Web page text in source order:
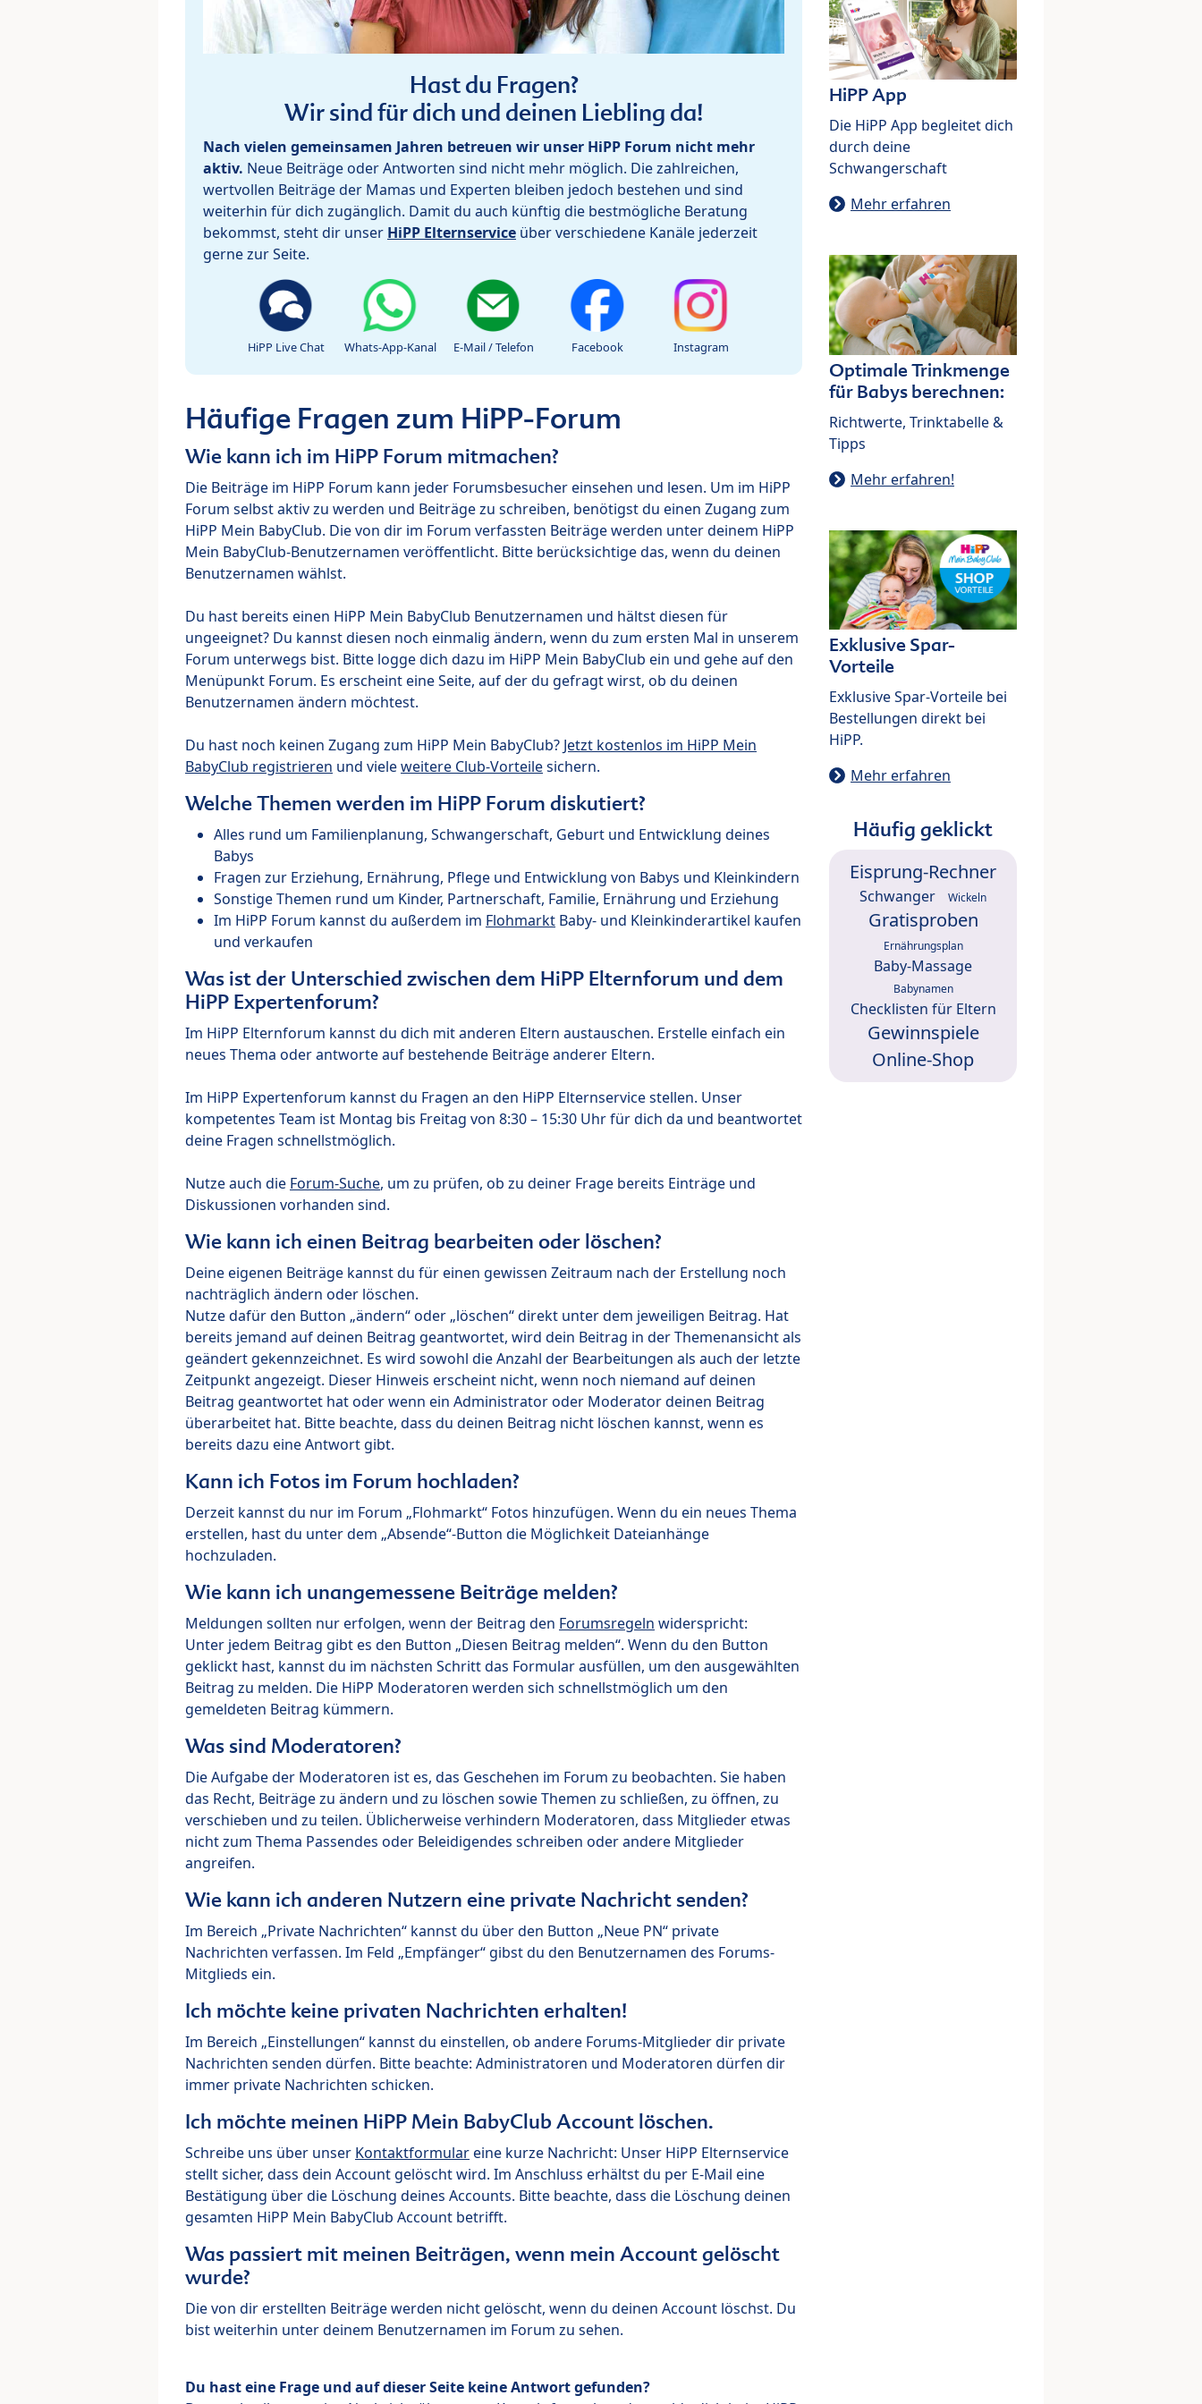
Hast du Fragen?
Wir sind für dich und deinen Liebling da!
Nach vielen gemeinsamen Jahren betreuen wir unser HiPP Forum nicht mehr
aktiv. Neue Beiträge oder Antworten sind nicht mehr möglich. Die zahlreichen,
wertvollen Beiträge der Mamas und Experten bleiben jedoch bestehen und sind
weiterhin für dich zugänglich. Damit du auch künftig die bestmögliche Beratung
bekommst, steht dir unser HiPP Elternservice über verschiedene Kanäle jederzeit
gerne zur Seite.
HiPP Live Chat Whats-App-Kanal E-Mail / Telefon Facebook Instagram
Häufige Fragen zum HiPP-Forum
Wie kann ich im HiPP Forum mitmachen?
Die Beiträge im HiPP Forum kann jeder Forumsbesucher einsehen und lesen. Um im HiPP
Forum selbst aktiv zu werden und Beiträge zu schreiben, benötigst du einen Zugang zum
HiPP Mein BabyClub. Die von dir im Forum verfassten Beiträge werden unter deinem HiPP
Mein BabyClub-Benutzernamen veröffentlicht. Bitte berücksichtige das, wenn du deinen
Benutzernamen wählst.
Du hast bereits einen HiPP Mein BabyClub Benutzernamen und hältst diesen für
ungeeignet? Du kannst diesen noch einmalig ändern, wenn du zum ersten Mal in unserem
Forum unterwegs bist. Bitte logge dich dazu im HiPP Mein BabyClub ein und gehe auf den
Menüpunkt Forum. Es erscheint eine Seite, auf der du gefragt wirst, ob du deinen
Benutzernamen ändern möchtest.
Du hast noch keinen Zugang zum HiPP Mein BabyClub? Jetzt kostenlos im HiPP Mein
BabyClub registrieren und vieleweitere Club-Vorteilesichern.
Welche Themen werden im HiPP Forum diskutiert?
Alles rund um Familienplanung, Schwangerschaft, Geburt und Entwicklung deines
Babys
Fragen zur Erziehung, Ernährung, Pflege und Entwicklung von Babys und Kleinkindern
Sonstige Themen rund um Kinder, Partnerschaft, Familie, Ernährung und Erziehung
Im HiPP Forum kannst du außerdem im Flohmarkt Baby- und Kleinkinderartikel kaufen
und verkaufen
Was ist der Unterschied zwischen dem HiPP Elternforum und dem
HiPP Expertenforum?
Im HiPP Elternforum kannst du dich mit anderen Eltern austauschen. Erstelle einfach ein
neues Thema oder antworte auf bestehende Beiträge anderer Eltern.
Im HiPP Expertenforum kannst du Fragen an den HiPP Elternservice stellen. Unser
kompetentes Team ist Montag bis Freitag von 8:30 – 15:30 Uhr für dich da und beantwortet
deine Fragen schnellstmöglich.
Nutze auch die Forum-Suche, um zu prüfen, ob zu deiner Frage bereits Einträge und
Diskussionen vorhanden sind.
Wie kann ich einen Beitrag bearbeiten oder löschen?
Deine eigenen Beiträge kannst du für einen gewissen Zeitraum nach der Erstellung noch
nachträglich ändern oder löschen.
Nutze dafür den Button „ändern“ oder „löschen“ direkt unter dem jeweiligen Beitrag. Hat
bereits jemand auf deinen Beitrag geantwortet, wird dein Beitrag in der Themenansicht als
geändert gekennzeichnet. Es wird sowohl die Anzahl der Bearbeitungen als auch der letzte
Zeitpunkt angezeigt. Dieser Hinweis erscheint nicht, wenn noch niemand auf deinen
Beitrag geantwortet hat oder wenn ein Administrator oder Moderator deinen Beitrag
überarbeitet hat. Bitte beachte, dass du deinen Beitrag nicht löschen kannst, wenn es
bereits dazu eine Antwort gibt.
Kann ich Fotos im Forum hochladen?
Derzeit kannst du nur im Forum „Flohmarkt“ Fotos hinzufügen. Wenn du ein neues Thema
erstellen, hast du unter dem „Absende“-Button die Möglichkeit Dateianhänge
hochzuladen.
Wie kann ich unangemessene Beiträge melden?
Meldungen sollten nur erfolgen, wenn der Beitrag den Forumsregeln widerspricht:
Unter jedem Beitrag gibt es den Button „Diesen Beitrag melden“. Wenn du den Button
geklickt hast, kannst du im nächsten Schritt das Formular ausfüllen, um den ausgewählten
Beitrag zu melden. Die HiPP Moderatoren werden sich schnellstmöglich um den
gemeldeten Beitrag kümmern.
Was sind Moderatoren?
Die Aufgabe der Moderatoren ist es, das Geschehen im Forum zu beobachten. Sie haben
das Recht, Beiträge zu ändern und zu löschen sowie Themen zu schließen, zu öffnen, zu
verschieben und zu teilen. Üblicherweise verhindern Moderatoren, dass Mitglieder etwas
nicht zum Thema Passendes oder Beleidigendes schreiben oder andere Mitglieder
angreifen.
Wie kann ich anderen Nutzern eine private Nachricht senden?
Im Bereich „Private Nachrichten“ kannst du über den Button „Neue PN“ private
Nachrichten verfassen. Im Feld „Empfänger“ gibst du den Benutzernamen des Forums-
Mitglieds ein.
Ich möchte keine privaten Nachrichten erhalten!
Im Bereich „Einstellungen“ kannst du einstellen, ob andere Forums-Mitglieder dir private
Nachrichten senden dürfen. Bitte beachte: Administratoren und Moderatoren dürfen dir
immer private Nachrichten schicken.
Ich möchte meinen HiPP Mein BabyClub Account löschen.
Schreibe uns über unser Kontaktformulareine kurze Nachricht: Unser HiPP Elternservice
stellt sicher, dass dein Account gelöscht wird. Im Anschluss erhältst du per E-Mail eine
Bestätigung über die Löschung deines Accounts. Bitte beachte, dass die Löschung deinen
gesamten HiPP Mein BabyClub Account betrifft.
Was passiert mit meinen Beiträgen, wenn mein Account gelöscht
wurde?
Die von dir erstellten Beiträge werden nicht gelöscht, wenn du deinen Account löschst. Du
bist weiterhin unter deinem Benutzernamen im Forum zu sehen.
Du hast eine Frage und auf dieser Seite keine Antwort gefunden?
HiPP App
Die HiPP App begleitet dich
durch deine
Schwangerschaft
Mehr erfahren
Optimale Trinkmenge
für Babys berechnen:
Richtwerte, Trinktabelle &
Tipps
Mehr erfahren!
Exklusive Spar-
Vorteile
Exklusive Spar-Vorteile bei
Bestellungen direkt bei
HiPP.
Mehr erfahren
Häufig geklickt
Eisprung-Rechner
Schwanger Wickeln
Gratisproben
Ernährungsplan
Baby-Massage
Babynamen
Checklisten für Eltern
Gewinnspiele
Online-Shop